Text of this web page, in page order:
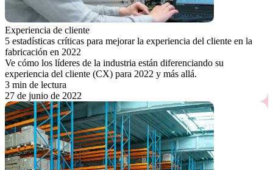
Experiencia de cliente
5 estadísticas críticas para mejorar la experiencia del cliente en la
fabricación en 2022
Ve cómo los líderes de la industria están diferenciando su
experiencia del cliente (CX) para 2022 y más allá.
3 min de lectura
27 de junio de 2022